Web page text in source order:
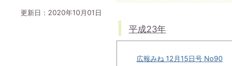
更新日：2020年10月01日
平成23年
広報みね 12月15日号 No90